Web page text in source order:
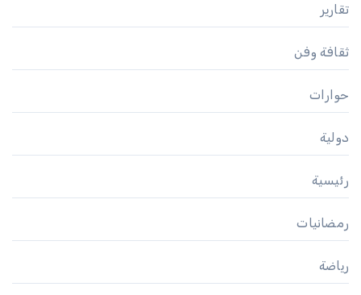
تقارير
ثقافة وفن
حوارات
دولية
رئيسية
رمضانيات
رياضة